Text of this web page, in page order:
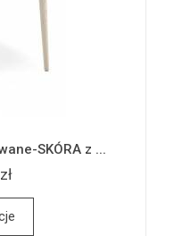
SKÓRA z ...